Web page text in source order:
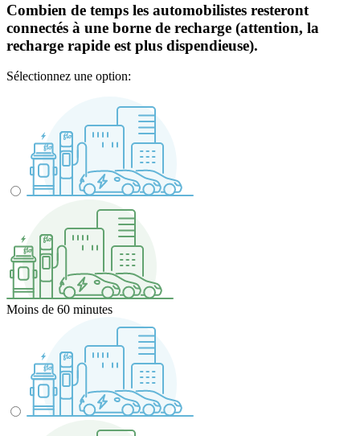
Combien de temps les automobilistes resteront
connectés à une borne de recharge (attention, la
recharge rapide est plus dispendieuse).
Sélectionnez une option:
Moins de 60 minutes